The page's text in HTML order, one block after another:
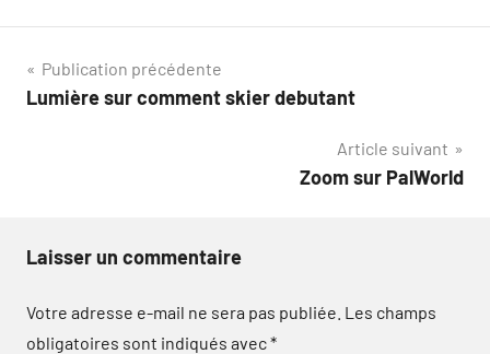
Navigation
de
Publication précédente
Lumière sur comment skier debutant
Article suivant
Zoom sur PalWorld
Laisser un commentaire
Votre adresse e-mail ne sera pas publiée. Les champs
obligatoires sont indiqués avec*